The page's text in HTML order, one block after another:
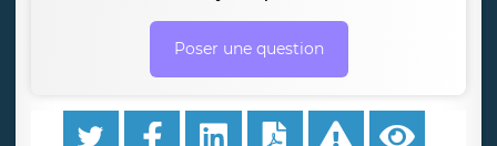
Poser une question